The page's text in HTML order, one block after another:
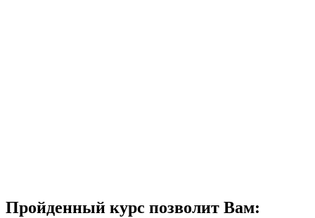
Пройденный курс позволит Вам: